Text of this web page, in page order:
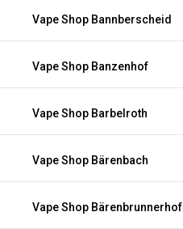
Vape Shop Bannberscheid
Vape Shop Banzenhof
Vape Shop Barbelroth
Vape Shop Bärenbach
Vape Shop Bärenbrunnerhof